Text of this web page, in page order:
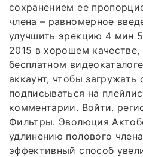
сохранением ее
члена – равномерное
улучшить эрекцию 4 мин
2015 в хорошем качестве,
бесплатном
аккаунт, чтобы загружать
подписываться на
комментарии. Войти.
Фильтры. Эволюция
удлинению полового
эффективный способ